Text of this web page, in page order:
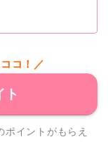
コ！／
ト
イントがもらえ